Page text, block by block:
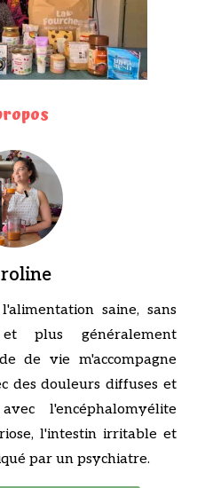
saine, sans
plus généralement
de vie m'accompagne
des douleurs diffuses et
l'encéphalomyélite
l'intestin irritable et
par un psychiatre.